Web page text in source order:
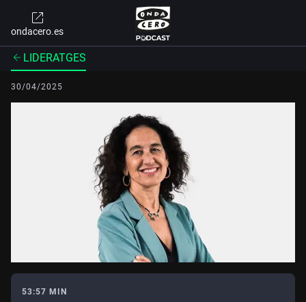
ondacero.es
LIDERATGES
30/04/2025
53:57 MIN